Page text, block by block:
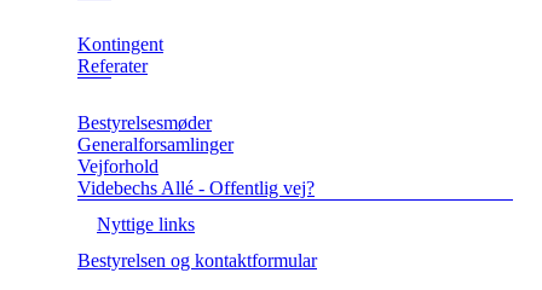
Kontingent
Referater
Bestyrelsesmøder
Generalforsamlinger
Vejforhold
Videbechs Allé - Offentlig vej?
Nyttige links
Bestyrelsen og kontaktformular